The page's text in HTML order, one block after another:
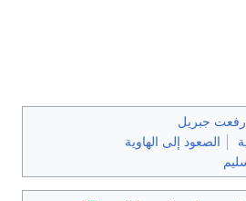
رفعت جبريل
الصعود إلى الهاوية